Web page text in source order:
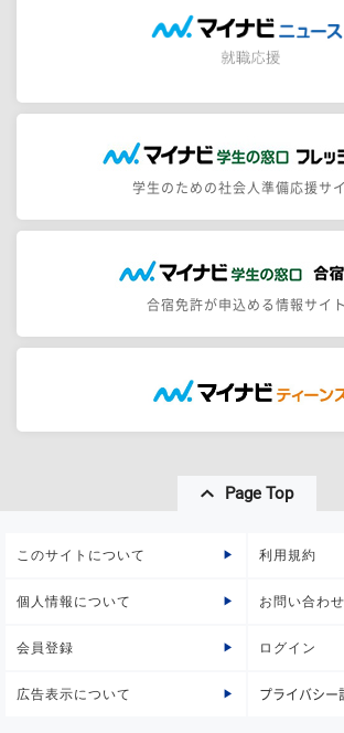
学生のための社会人準備応援サ
合宿免許が申込める情報サイト
Page Top
このサイトについて 利用規約
個人情報について お問い合わせ
会員登録 ログイン
広告表示について プライバシー